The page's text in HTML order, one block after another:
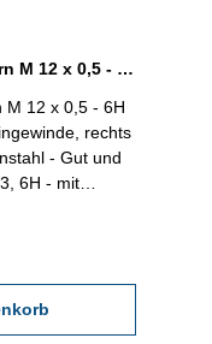
Gewinde-Grenzlehrdorn M 12 x 0,5 - 6H DIN 13
M 12 x 0,5 - 6H
rechts
- Gut und
6H - mit